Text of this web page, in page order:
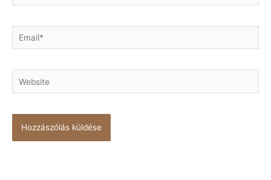
Email*
Website